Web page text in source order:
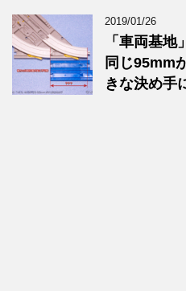
2019/01/26
「車両基
同じ95mm
きな決め手